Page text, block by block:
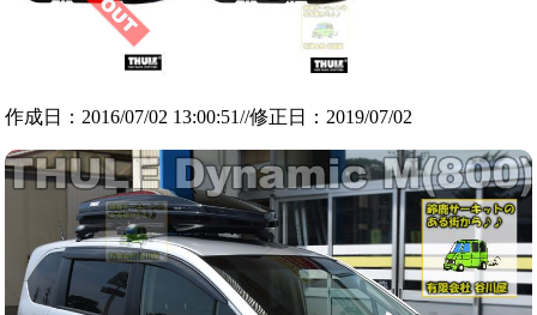
作成日：2016/07/02 13:00:51//修正日：2019/07/02